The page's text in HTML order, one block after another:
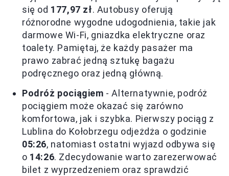
się od 177,97 zł. Autobusy oferują
różnorodne wygodne udogodnienia, takie jak
darmowe Wi-Fi, gniazdka elektryczne oraz
toalety. Pamiętaj, że każdy pasażer ma
prawo zabrać jedną sztukę bagażu
podręcznego oraz jedną główną.
Podróż pociągiem - Alternatywnie, podróż
pociągiem może okazać się zarówno
komfortowa, jak i szybka. Pierwszy pociąg z
Lublina do Kołobrzegu odjeżdża o godzinie
05:26, natomiast ostatni wyjazd odbywa się
o 14:26. Zdecydowanie warto zarezerwować
bilet z wyprzedzeniem oraz sprawdzić